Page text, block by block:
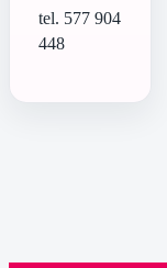
tel. 577 904
448